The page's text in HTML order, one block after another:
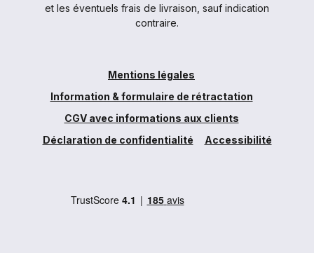
et les éventuels frais de livraison, sauf indication
contraire.
Mentions légales
Information & formulaire de rétractation
CGV avec informations aux clients
Déclaration de confidentialité
Accessibilité